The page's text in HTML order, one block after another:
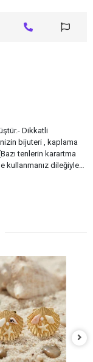
Dikkatli
bijuteri , kaplama
tenlerin karartma
kullanmanız dileğiyle…